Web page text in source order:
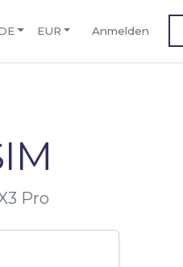
EUR Anmelden
Pro